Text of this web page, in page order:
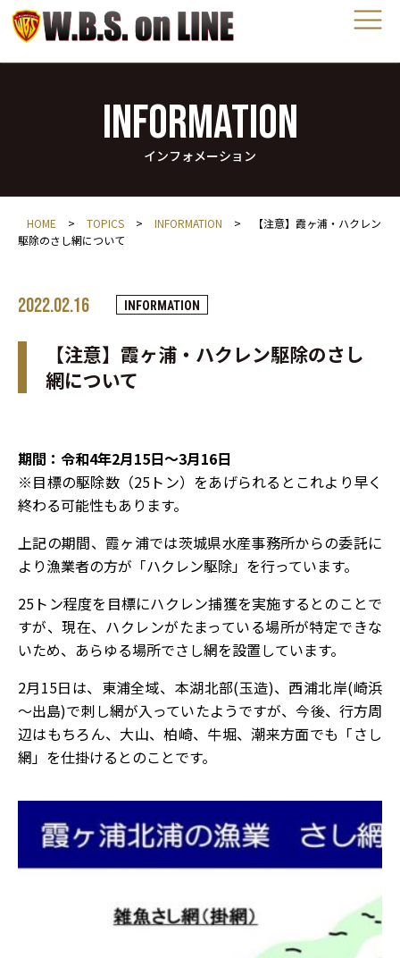
INFORMATION
インフォメーション
HOME > TOPICS > INFORMATION >
【注意】霞ヶ浦・ハクレン
駆除のさし網について
2022.02.16 INFORMATION
【注意】霞ヶ浦・ハクレン駆除のさし
網について
期間：令和4年2月15日～3月16日
※目標の駆除数（25トン）をあげられるとこれより早く
終わる可能性もあります。
上記の期間、霞ヶ浦では茨城県水産事務所からの委託に
より漁業者の方が「ハクレン駆除」を行っています。
25トン程度を目標にハクレン捕獲を実施するとのことで
すが、現在、ハクレンがたまっている場所が特定できな
いため、あらゆる場所でさし網を設置しています。
2月15日は、東浦全域、本湖北部(玉造)、西浦北岸(崎浜
～出島)で刺し網が入っていたようですが、今後、行方周
辺はもちろん、大山、柏崎、牛堀、潮来方面でも「さし
網」を仕掛けるとのことです。